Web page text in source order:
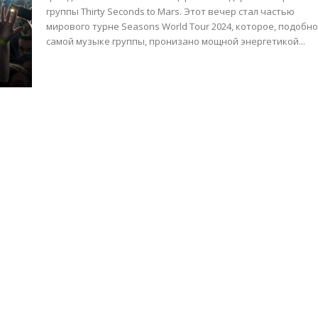
группы Thirty Seconds to Mars. Этот вечер стал частью
мирового турне Seasons World Tour 2024, которое, подобно
самой музыке группы, пронизано мощной энергетикой...